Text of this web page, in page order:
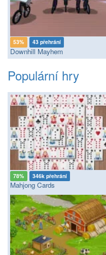
53% 43 přehrání
Downhill Mayhem
Populární hry
78% 346k přehrání
Mahjong Cards